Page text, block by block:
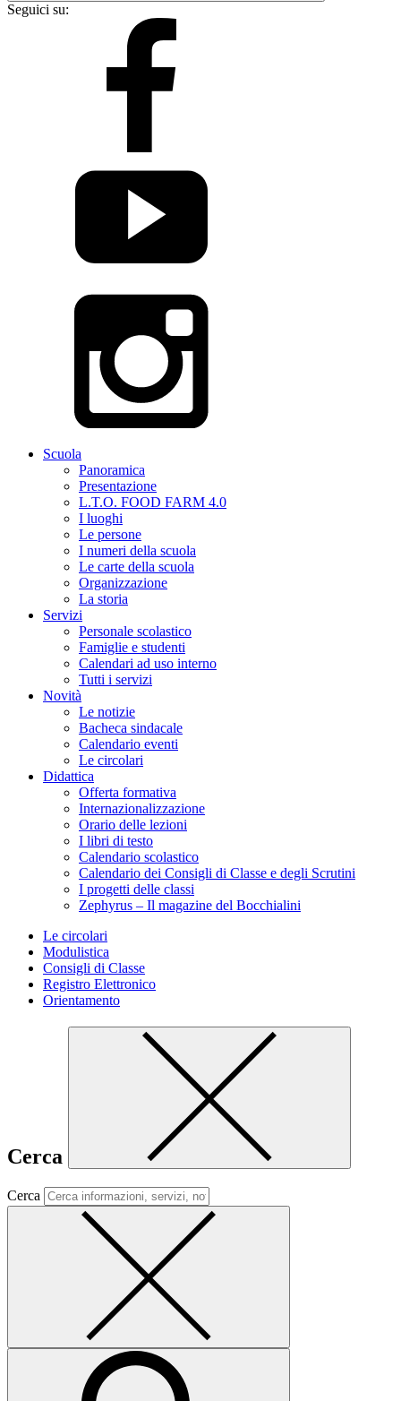
Seguici su:
Scuola
Panoramica
Presentazione
L.T.O. FOOD FARM 4.0
I luoghi
Le persone
I numeri della scuola
Le carte della scuola
Organizzazione
La storia
Servizi
Personale scolastico
Famiglie e studenti
Calendari ad uso interno
Tutti i servizi
Novità
Le notizie
Bacheca sindacale
Calendario eventi
Le circolari
Didattica
Offerta formativa
Internazionalizzazione
Orario delle lezioni
I libri di testo
Calendario scolastico
Calendario dei Consigli di Classe e degli Scrutini
I progetti delle classi
Zephyrus – Il magazine del Bocchialini
Le circolari
Modulistica
Consigli di Classe
Registro Elettronico
Orientamento
Cerca
Cerca